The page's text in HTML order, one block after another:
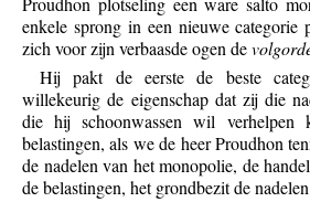
enkele sprong in een nieuwe categorie
zich voor zijn verbaasde ogen de
Hij pakt de eerste de beste
willekeurig de eigenschap dat zij die
die hij schoonwassen wil verhelpen
belastingen, als we de heer Proudhon
de nadelen van het monopolie, de
de belastingen, het grondbezit de